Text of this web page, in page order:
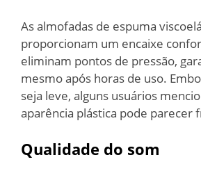
As almofadas de espuma
proporcionam um encaixe
eliminam pontos de pressão,
mesmo após horas de uso.
seja leve, alguns usuários
aparência plástica pode parecer
Qualidade do som